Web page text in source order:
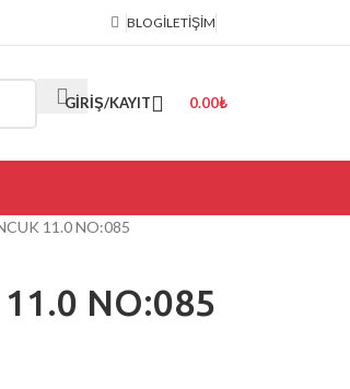
BLOGİLETIŞIM
GIRIŞ/KAYIT 0.00₺
11.0 NO:085
11.0 NO:085